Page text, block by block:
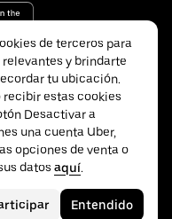
de terceros para
y brindarte
tu ubicación.
recibir estas cookies
Desactivar a
una cuenta Uber,
opciones de venta o
datos aquí.
Entendido